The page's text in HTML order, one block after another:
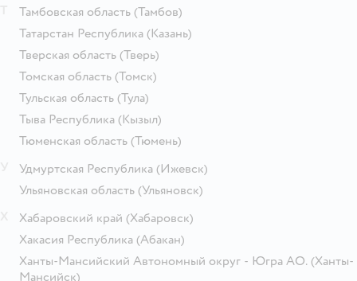
Тамбовская область (Тамбов)
Татарстан Республика (Казань)
Тверская область (Тверь)
Томская область (Томск)
Тульская область (Тула)
Тыва Республика (Кызыл)
Тюменская область (Тюмень)
Удмуртская Республика (Ижевск)
Ульяновская область (Ульяновск)
Хабаровский край (Хабаровск)
Хакасия Республика (Абакан)
Ханты-Мансийский Автономный округ - Югра АО. (Ханты-
Мансийск)